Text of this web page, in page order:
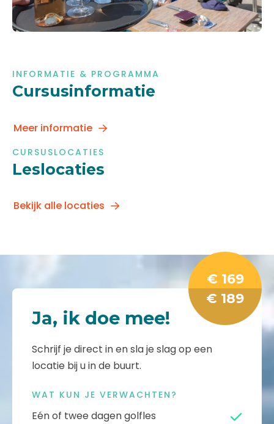
INFORMATIE & PROGRAMMA
Cursusinformatie
Meer informatie
CURSUSLOCATIES
Leslocaties
Bekijk alle locaties
€ 169
€ 189
Ja, ik doe mee!
Schrijf je direct in en sla je slag op een
locatie bij u in de buurt.
WAT KUN JE VERWACHTEN?
Eén of twee dagen golfles